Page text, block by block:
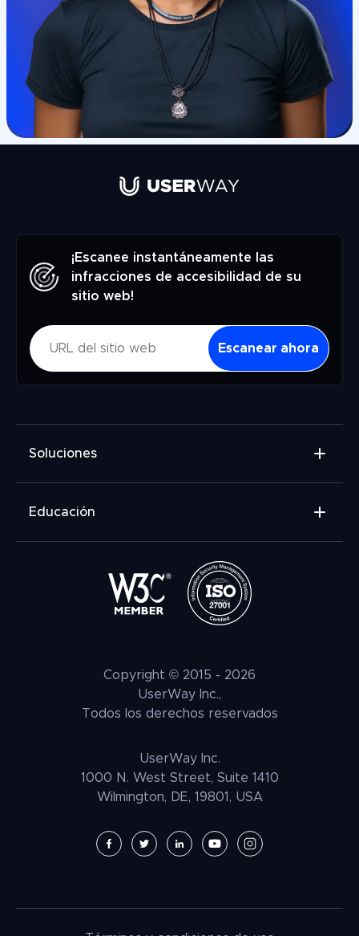
¡Escanee instantáneamente las
infracciones de accesibilidad de su
sitio web!
Escanear ahora
Soluciones
Comprobador de Accesibilidad
Fuente para Personas con Dislexia
Educación
¿Qué es la educación inclusiva?
¿Qué son las tecnologías asistivas?
Copyright © 2015 - 2026
UserWay Inc.,
Todos los derechos reservados
UserWay Inc.
1000 N. West Street, Suite 1410
Wilmington, DE, 19801, USA